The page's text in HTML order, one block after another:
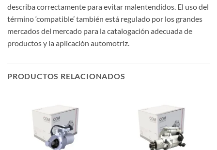
describa correctamente para evitar malentendidos. El uso del
término ‘compatible’ también está regulado por los grandes
mercados del mercado para la catalogación adecuada de
productos y la aplicación automotriz.
PRODUCTOS RELACIONADOS